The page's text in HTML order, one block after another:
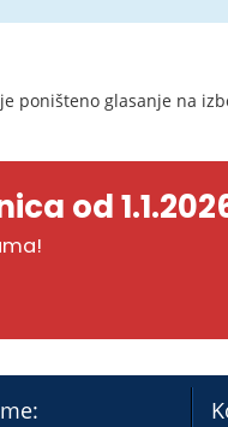
poništeno glasanje na
od